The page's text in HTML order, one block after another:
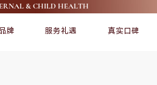
& CHILD HEALTH
真实口碑
服务礼遇
牌